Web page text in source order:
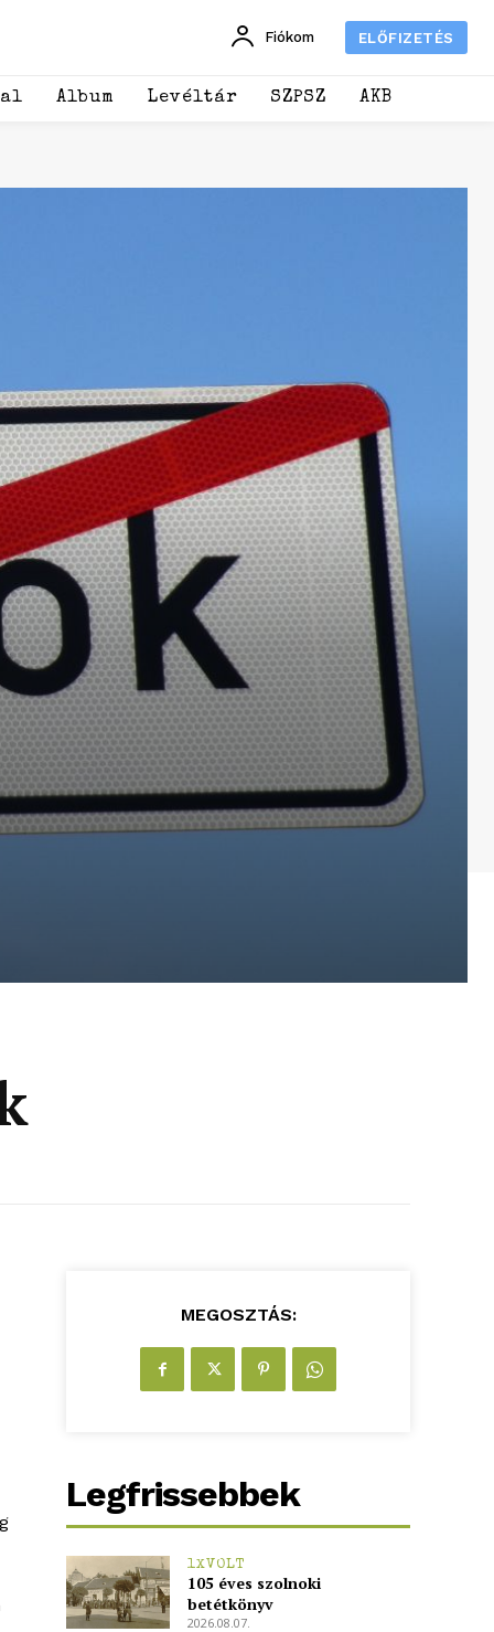
Fiókom ELŐFIZETÉS
Album Levéltár SZPSZ AKB
MEGOSZTÁS:
Legfrissebbek
1XVOLT
105 éves szolnoki
betétkönyv
2026.08.07.